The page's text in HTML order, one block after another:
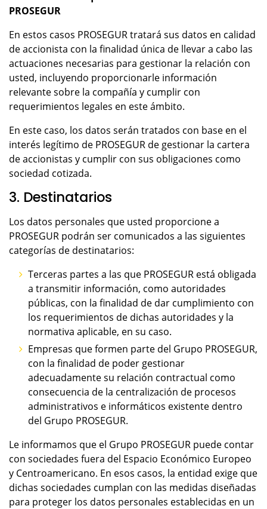
PROSEGUR
En estos casos PROSEGUR tratará sus datos en calidad
de accionista con la finalidad única de llevar a cabo las
actuaciones necesarias para gestionar la relación con
usted, incluyendo proporcionarle información
relevante sobre la compañía y cumplir con
requerimientos legales en este ámbito.
En este caso, los datos serán tratados con base en el
interés legítimo de PROSEGUR de gestionar la cartera
de accionistas y cumplir con sus obligaciones como
sociedad cotizada.
3. Destinatarios
Los datos personales que usted proporcione a
PROSEGUR podrán ser comunicados a las siguientes
categorías de destinatarios:
Terceras partes a las que PROSEGUR está obligada
a transmitir información, como autoridades
públicas, con la finalidad de dar cumplimiento con
los requerimientos de dichas autoridades y la
normativa aplicable, en su caso.
Empresas que formen parte del Grupo PROSEGUR,
con la finalidad de poder gestionar
adecuadamente su relación contractual como
consecuencia de la centralización de procesos
administrativos e informáticos existente dentro
del Grupo PROSEGUR.
Le informamos que el Grupo PROSEGUR puede contar
con sociedades fuera del Espacio Económico Europeo
y Centroamericano. En esos casos, la entidad exige que
dichas sociedades cumplan con las medidas diseñadas
para proteger los datos personales establecidas en un